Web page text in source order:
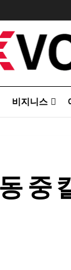
비지니스
중